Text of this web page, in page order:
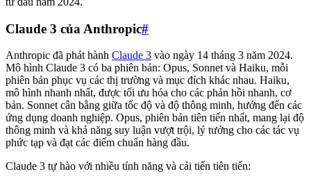
Claude 3 của Anthropic#
Anthropic đã phát hành Claude 3 vào ngày 14 tháng 3 năm 2024.
Mô hình Claude 3 có ba phiên bản: Opus, Sonnet và Haiku, mỗi
phiên bản phục vụ các thị trường và mục đích khác nhau. Haiku,
mô hình nhanh nhất, được tối ưu hóa cho các phản hồi nhanh, cơ
bản. Sonnet cân bằng giữa tốc độ và độ thông minh, hướng đến các
ứng dụng doanh nghiệp. Opus, phiên bản tiên tiến nhất, mang lại độ
thông minh và khả năng suy luận vượt trội, lý tưởng cho các tác vụ
phức tạp và đạt các điểm chuẩn hàng đầu.
Claude 3 tự hào với nhiều tính năng và cải tiến tiên tiến: